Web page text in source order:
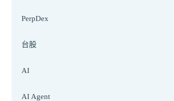
PerpDex
台股
AI
AI Agent